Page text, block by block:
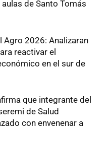
de Santo Tomás
Agro 2026: Analizaran
reactivar el
en el sur de
que integrante del
de Salud
con envenenar a